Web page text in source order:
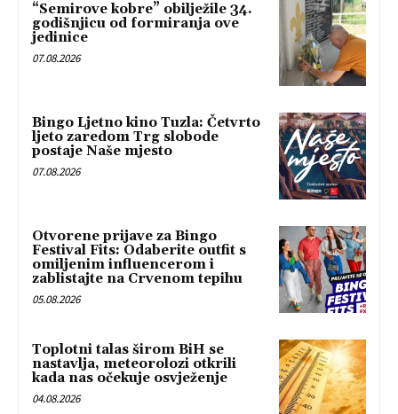
“Semirove kobre” obilježile 34.
godišnjicu od formiranja ove
jedinice
07.08.2026
Bingo Ljetno kino Tuzla: Četvrto
ljeto zaredom Trg slobode
postaje Naše mjesto
07.08.2026
Otvorene prijave za Bingo
Festival Fits: Odaberite outfit s
omiljenim influencerom i
zablistajte na Crvenom tepihu
05.08.2026
Toplotni talas širom BiH se
nastavlja, meteorolozi otkrili
kada nas očekuje osvježenje
04.08.2026